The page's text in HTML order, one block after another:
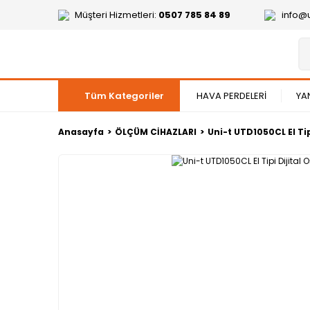
Müşteri Hizmetleri: 0507 785 84 89
Tüm Kategoriler HAVA PERDELERİ
Anasayfa ÖLÇÜM CİHAZLARI Uni-t UTD1050CL El